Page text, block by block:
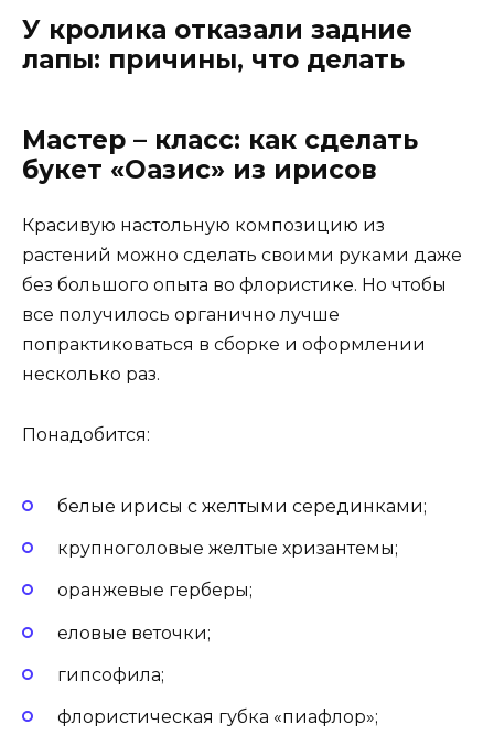
У кролика отказали задние
лапы: причины, что делать
Мастер – класс: как сделать
букет «Оазис» из ирисов
Красивую настольную композицию из
растений можно сделать своими руками даже
без большого опыта во флористике. Но чтобы
все получилось органично лучше
попрактиковаться в сборке и оформлении
несколько раз.
Понадобится:
белые ирисы с желтыми серединками;
крупноголовые желтые хризантемы;
оранжевые герберы;
еловые веточки;
гипсофила;
флористическая губка «пиафлор»;